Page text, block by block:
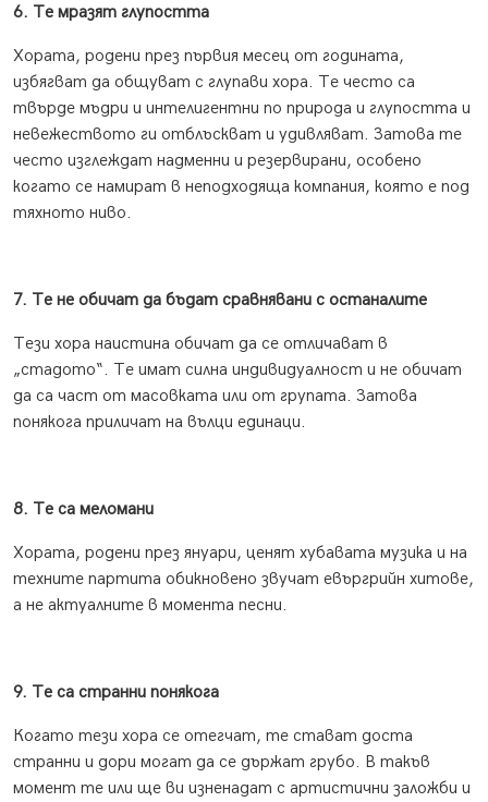
6. Те мразят глупостта
Хората, родени през първия месец от годината,
избягват да общуват с глупави хора. Те често са
твърде мъдри и интелигентни по природа и глупостта и
невежеството ги отблъскват и удивляват. Затова те
често изглеждат надменни и резервирани, особено
когато се намират в неподходяща компания, която е под
тяхното ниво.
7. Те не обичат да бъдат сравнявани с останалите
Тези хора наистина обичат да се отличават в
„стадото“. Те имат силна индивидуалност и не обичат
да са част от масовката или от групата. Затова
понякога приличат на вълци единаци.
8. Те са меломани
Хората, родени през януари, ценят хубавата музика и на
техните партита обикновено звучат евъргрийн хитове,
а не актуалните в момента песни.
9. Те са странни понякога
Когато тези хора се отегчат, те стават доста
странни и дори могат да се държат грубо. В такъв
момент те или ще ви изненадат с артистични заложби и